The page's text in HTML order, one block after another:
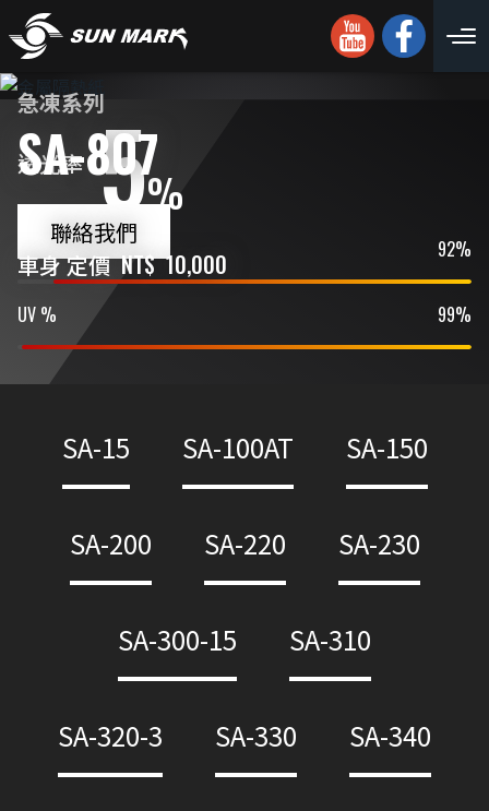
急凍系列
SA-807
聯絡我們
車身 定價 NT$ 10,000
IR % 92%
UV % 99%
透光率 5%
SA-15 SA-100AT SA-150
SA-200 SA-220 SA-230
SA-300-15 SA-310
SA-320-3 SA-330 SA-340